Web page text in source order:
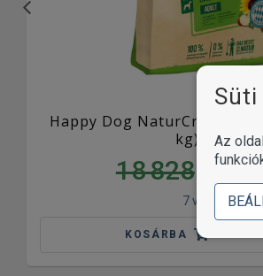
Happy Dog NaturCroq Lamm
kg) 18 kg
18 828 15
7 változat
KOSÁRBA
Az